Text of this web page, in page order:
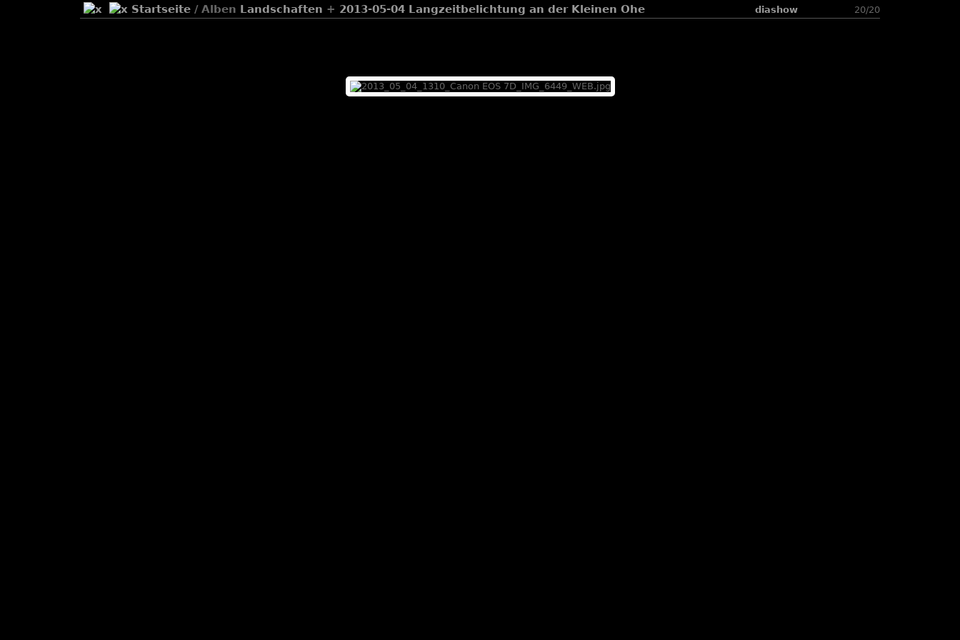
Startseite / Alben Landschaften + 2013-05-04 Langzeitbelichtung an der Kleinen Ohe 20/20
diashow